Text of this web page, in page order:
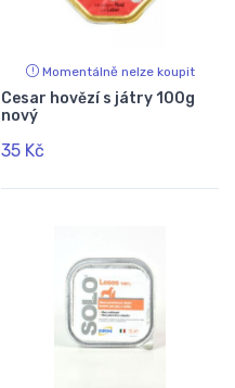
Momentálně nelze koupit
Cesar hovězí s játry 100g
nový
35 Kč